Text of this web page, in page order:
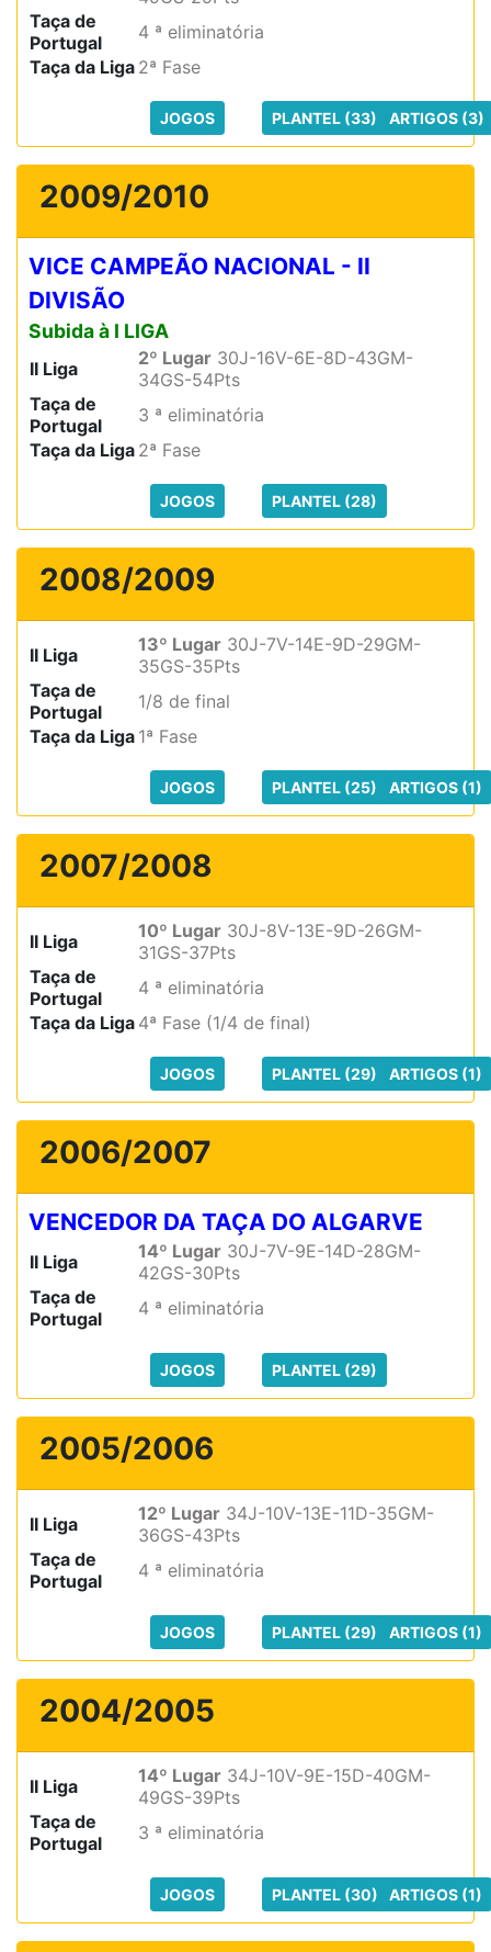
Taça de
Portugal
4 ª eliminatória
Taça da Liga 2ª Fase
JOGOS PLANTEL (33) ARTIGOS (3)
2009/2010
VICE CAMPEÃO NACIONAL - II
DIVISÃO
Subida à I LIGA
II Liga 2º Lugar 30J-16V-6E-8D-43GM-
34GS-54Pts
Taça de
Portugal
3 ª eliminatória
Taça da Liga 2ª Fase
JOGOS PLANTEL (28)
2008/2009
II Liga 13º Lugar 30J-7V-14E-9D-29GM-
35GS-35Pts
Taça de
Portugal
1/8 de final
Taça da Liga 1ª Fase
JOGOS PLANTEL (25) ARTIGOS (1)
2007/2008
II Liga 10º Lugar 30J-8V-13E-9D-26GM-
31GS-37Pts
Taça de
Portugal
4 ª eliminatória
Taça da Liga 4ª Fase (1/4 de final)
JOGOS PLANTEL (29) ARTIGOS (1)
2006/2007
VENCEDOR DA TAÇA DO ALGARVE
II Liga 14º Lugar 30J-7V-9E-14D-28GM-
42GS-30Pts
Taça de
Portugal
4 ª eliminatória
JOGOS PLANTEL (29)
2005/2006
II Liga 12º Lugar 34J-10V-13E-11D-35GM-
36GS-43Pts
Taça de
Portugal
4 ª eliminatória
JOGOS PLANTEL (29) ARTIGOS (1)
2004/2005
II Liga 14º Lugar 34J-10V-9E-15D-40GM-
49GS-39Pts
Taça de
Portugal
3 ª eliminatória
JOGOS PLANTEL (30) ARTIGOS (1)